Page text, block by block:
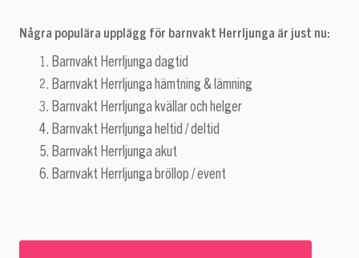
Några populära upplägg för barnvakt Herrljunga är just nu:
Barnvakt Herrljunga dagtid
Barnvakt Herrljunga hämtning & lämning
Barnvakt Herrljunga kvällar och helger
Barnvakt Herrljunga heltid / deltid
Barnvakt Herrljunga akut
Barnvakt Herrljunga bröllop / event